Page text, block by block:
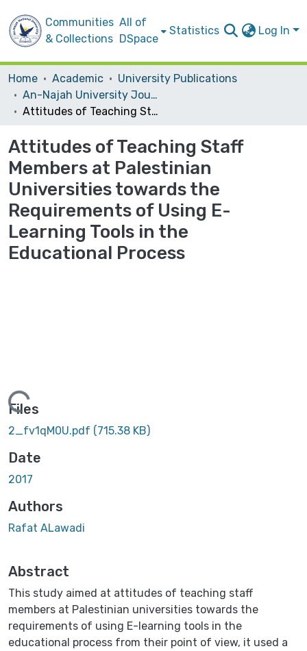
Communities
& Collections
All of
DSpace
Statistics Log In
Home Academic
University Publications
An-Najah University Journal for Research - B (Humanities)
Attitudes of Teaching Staff Members at Palestinian Universities towards the Requirements of Using E-Learning Tools in the Educational Process
Attitudes of Teaching Staff
Members at Palestinian
Universities towards the
Requirements of Using E-
Learning Tools in the
Educational Process
Files
2_fv1qM0U.pdf (715.38 KB)
Date
2017
Authors
Rafat ALawadi
Abstract
This study aimed at attitudes of teaching staff
members at Palestinian universities towards the
requirements of using E-learning tools in the
educational process from their point of view, it used a